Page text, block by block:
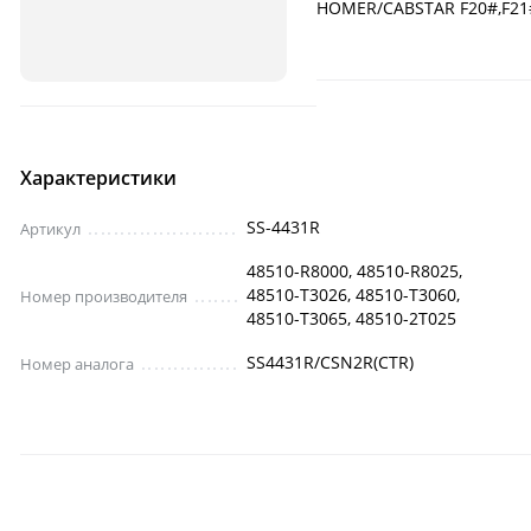
HOMER/CABSTAR
Характеристики
Артикул SS-4431R
Номер производителя
48510-R8000, 48510-R8025,
48510-T3026, 48510-T3060,
48510-T3065, 48510-2T025
Номер аналога SS4431R/CSN2R(CTR)